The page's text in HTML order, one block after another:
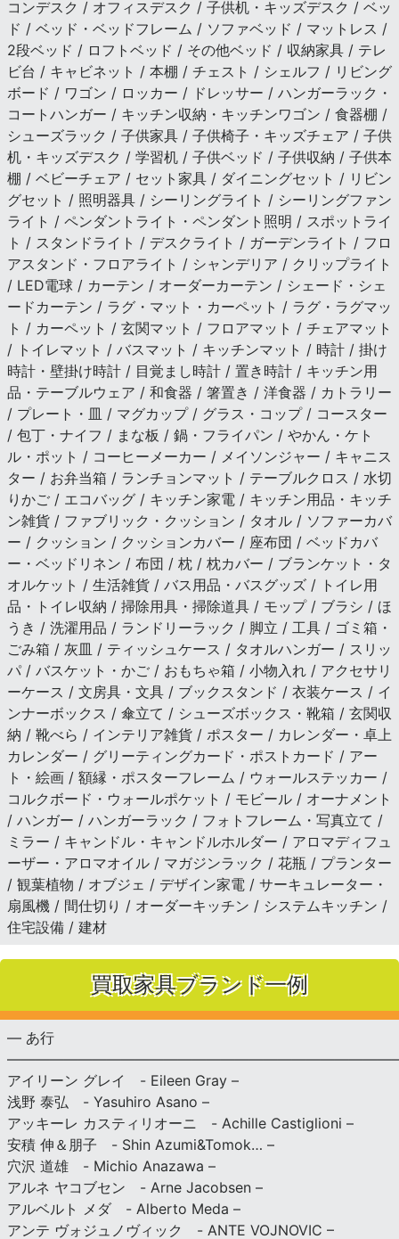
コンデスク / オフィスデスク / 子供机・キッズデスク / ベッ
ド / ベッド・ベッドフレーム / ソファベッド / マットレス /
2段ベッド / ロフトベッド / その他ベッド / 収納家具 / テレ
ビ台 / キャビネット / 本棚 / チェスト / シェルフ / リビング
ボード / ワゴン / ロッカー / ドレッサー / ハンガーラック・
コートハンガー / キッチン収納・キッチンワゴン / 食器棚 /
シューズラック / 子供家具 / 子供椅子・キッズチェア / 子供
机・キッズデスク / 学習机 / 子供ベッド / 子供収納 / 子供本
棚 / ベビーチェア / セット家具 / ダイニングセット / リビン
グセット / 照明器具 / シーリングライト / シーリングファン
ライト / ペンダントライト・ペンダント照明 / スポットライ
ト / スタンドライト / デスクライト / ガーデンライト / フロ
アスタンド・フロアライト / シャンデリア / クリップライト
/ LED電球 / カーテン / オーダーカーテン / シェード・シェ
ードカーテン / ラグ・マット・カーペット / ラグ・ラグマッ
ト / カーペット / 玄関マット / フロアマット / チェアマット
/ トイレマット / バスマット / キッチンマット / 時計 / 掛け
時計・壁掛け時計 / 目覚まし時計 / 置き時計 / キッチン用
品・テーブルウェア / 和食器 / 箸置き / 洋食器 / カトラリー
/ プレート・皿 / マグカップ / グラス・コップ / コースター
/ 包丁・ナイフ / まな板 / 鍋・フライパン / やかん・ケト
ル・ポット / コーヒーメーカー / メイソンジャー / キャニス
ター / お弁当箱 / ランチョンマット / テーブルクロス / 水切
りかご / エコバッグ / キッチン家電 / キッチン用品・キッチ
ン雑貨 / ファブリック・クッション / タオル / ソファーカバ
ー / クッション / クッションカバー / 座布団 / ベッドカバ
ー・ベッドリネン / 布団 / 枕 / 枕カバー / ブランケット・タ
オルケット / 生活雑貨 / バス用品・バスグッズ / トイレ用
品・トイレ収納 / 掃除用具・掃除道具 / モップ / ブラシ / ほ
うき / 洗濯用品 / ランドリーラック / 脚立 / 工具 / ゴミ箱・
ごみ箱 / 灰皿 / ティッシュケース / タオルハンガー / スリッ
パ / バスケット・かご / おもちゃ箱 / 小物入れ / アクセサリ
ーケース / 文房具・文具 / ブックスタンド / 衣装ケース / イ
ンナーボックス / 傘立て / シューズボックス・靴箱 / 玄関収
納 / 靴べら / インテリア雑貨 / ポスター / カレンダー・卓上
カレンダー / グリーティングカード・ポストカード / アー
ト・絵画 / 額縁・ポスターフレーム / ウォールステッカー /
コルクボード・ウォールポケット / モビール / オーナメント
/ ハンガー / ハンガーラック / フォトフレーム・写真立て /
ミラー / キャンドル・キャンドルホルダー / アロマディフュ
ーザー・アロマオイル / マガジンラック / 花瓶 / プランター
/ 観葉植物 / オブジェ / デザイン家電 / サーキュレーター・
扇風機 / 間仕切り / オーダーキッチン / システムキッチン /
住宅設備 / 建材
買取家具ブランド一例
— あ行
アイリーン グレイ - Eileen Gray –
浅野 泰弘 - Yasuhiro Asano –
アッキーレ カスティリオーニ - Achille Castiglioni –
安積 伸＆朋子 - Shin Azumi&Tomok… –
穴沢 道雄 - Michio Anazawa –
アルネ ヤコブセン - Arne Jacobsen –
アルベルト メダ - Alberto Meda –
アンテ ヴォジュノヴィック - ANTE VOJNOVIC –